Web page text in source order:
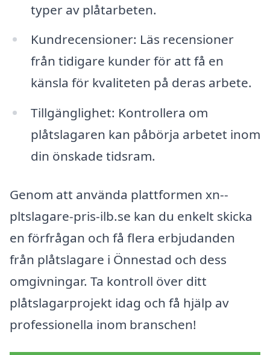
typer av plåtarbeten.
Kundrecensioner: Läs recensioner
från tidigare kunder för att få en
känsla för kvaliteten på deras arbete.
Tillgänglighet: Kontrollera om
plåtslagaren kan påbörja arbetet inom
din önskade tidsram.
Genom att använda plattformen xn--
pltslagare-pris-ilb.se kan du enkelt skicka
en förfrågan och få flera erbjudanden
från plåtslagare i Önnestad och dess
omgivningar. Ta kontroll över ditt
plåtslagarprojekt idag och få hjälp av
professionella inom branschen!